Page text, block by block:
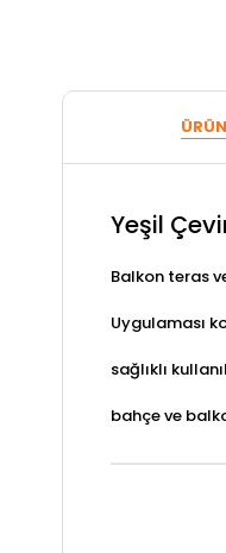
Yeşil
Balkon teras
Uygulaması
sağlıklı
bahçe ve